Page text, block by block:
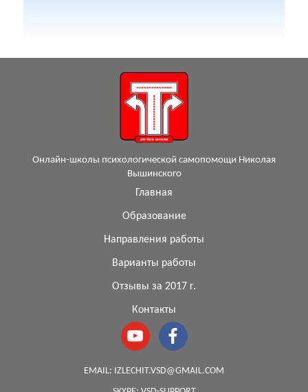
Онлайн-школы психологической самопомощи Николая
Вышинского
Главная
Образование
Направления работы
Варианты работы
Отзывы за 2017 г.
Контакты
EMAIL: IZLECHIT.VSD@GMAIL.COM